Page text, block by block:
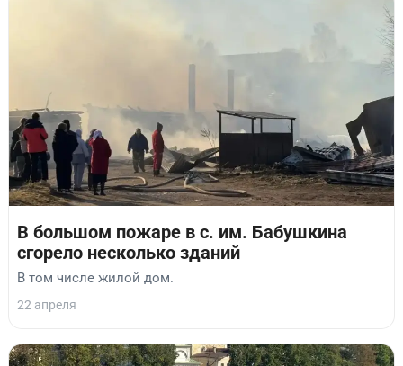
В большом пожаре в с. им. Бабушкина
сгорело несколько зданий
В том числе жилой дом.
22 апреля